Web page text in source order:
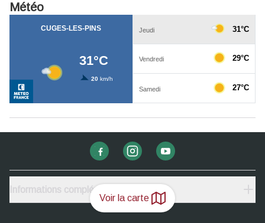
Voir la carte
Météo
Informations complémentaires